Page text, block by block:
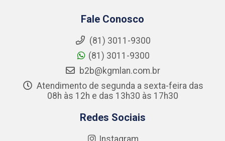
Fale Conosco
(81) 3011-9300
(81) 3011-9300
b2b@kgmlan.com.br
Atendimento de segunda a sexta-feira das
08h às 12h e das 13h30 às 17h30
Redes Sociais
Instagram